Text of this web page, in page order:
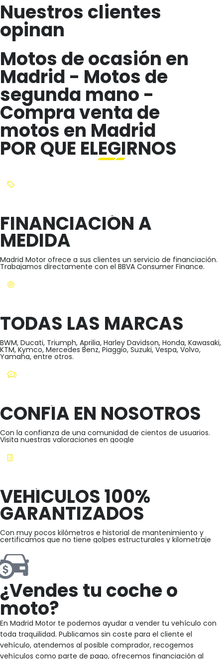
Nuestros clientes
opinan
Motos de ocasión en
Madrid - Motos de
segunda mano -
Compra venta de
motos en Madrid
POR QUE ELEGIRNOS
FINANCIACIÓN A
MEDIDA
Madrid Motor ofrece a sus clientes un servicio de financiación.
Trabajamos directamente con el BBVA Consumer Finance.
TODAS LAS MARCAS
BWM, Ducati, Triumph, Aprilia, Harley Davidson, Honda, Kawasaki,
KTM, Kymco, Mercedes Benz, Piaggio, Suzuki, Vespa, Volvo,
Yamaha, entre otros.
CONFÍA EN NOSOTROS
Con la confianza de una comunidad de cientos de usuarios.
Visita nuestras valoraciones en google
VEHÍCULOS 100%
GARANTIZADOS
Con muy pocos kilómetros e historial de mantenimiento y
certificamos que no tiene golpes estructurales y kilometraje
¿Vendes tu coche o
moto?
En Madrid Motor te podemos ayudar a vender tu vehículo con
toda traquilidad. Publicamos sin coste para el cliente el
vehículo, atendemos al posible comprador, recogemos
vehículos como parte de pago, ofrecemos financiación al